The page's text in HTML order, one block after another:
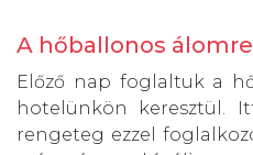
A hőballonos
Előző nap foglaltuk a
hotelünkön keresztül.
rengeteg ezzel